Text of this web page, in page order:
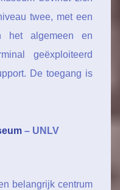
twee, met een
het algemeen en
geëxploiteerd
De toegang is
– UNLV
belangrijk centrum